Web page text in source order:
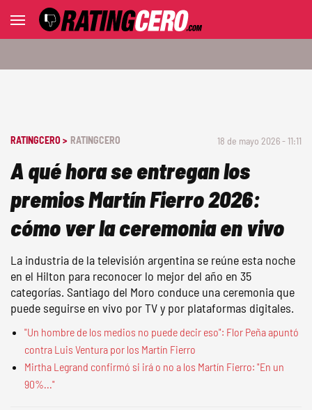
RATINGCERO > RATINGCERO 18 de mayo 2026 - 11:11
A qué hora se entregan los
premios Martín Fierro 2026:
cómo ver la ceremonia en vivo
La industria de la televisión argentina se reúne esta noche
en el Hilton para reconocer lo mejor del año en 35
categorías. Santiago del Moro conduce una ceremonia que
puede seguirse en vivo por TV y por plataformas digitales.
"Un hombre de los medios no puede decir eso": Flor Peña apuntó
contra Luis Ventura por los Martín Fierro
Mirtha Legrand confirmó si irá o no a los Martín Fierro: "En un
90%..."